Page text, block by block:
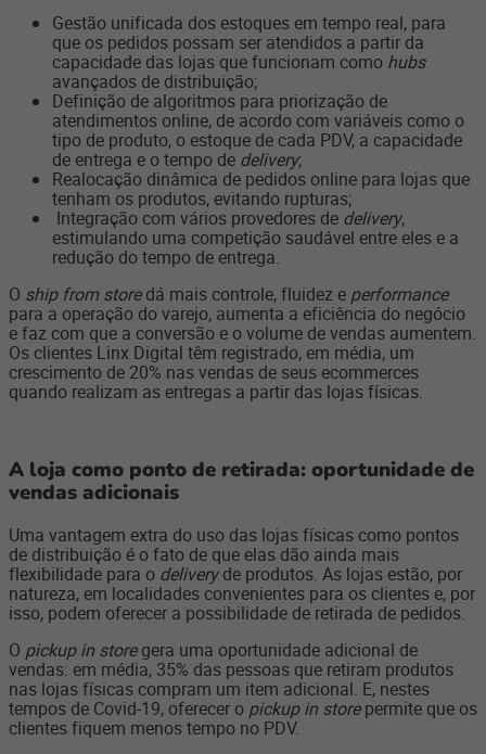
Gestão unificada dos estoques em tempo real, para
que os pedidos possam ser atendidos a partir da
capacidade das lojas que funcionam como hubs
avançados de distribuição;
Definição de algoritmos para priorização de
atendimentos online, de acordo com variáveis como o
tipo de produto, o estoque de cada PDV, a capacidade
de entrega e o tempo de delivery;
Realocação dinâmica de pedidos online para lojas que
tenham os produtos, evitando rupturas;
Integração com vários provedores de delivery,
estimulando uma competição saudável entre eles e a
redução do tempo de entrega.
O ship from storedá mais controle, fluidez e performance
para a operação do varejo, aumenta a eficiência do negócio
e faz com que a conversão e o volume de vendas aumentem.
Os clientes Linx Digital têm registrado, em média, um
crescimento de 20% nas vendas de seus ecommerces
quando realizam as entregas a partir das lojas físicas.
A loja como ponto de retirada: oportunidade de
vendas adicionais
Uma vantagem extra do uso das lojas físicas como pontos
de distribuição é o fato de que elas dão ainda mais
flexibilidade para o deliveryde produtos. As lojas estão, por
natureza, em localidades convenientes para os clientes e, por
isso, podem oferecer a possibilidade de retirada de pedidos.
O pickup in storegera uma oportunidade adicional de
vendas: em média, 35% das pessoas que retiram produtos
nas lojas físicas compram um item adicional. E, nestes
tempos de Covid-19, oferecer o pickup in storepermite que os
clientes fiquem menos tempo no PDV.